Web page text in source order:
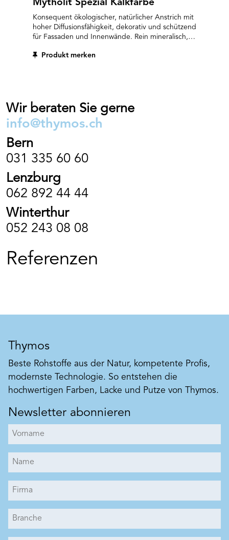
Mytholit Spezial Kalkfarbe
Konsequent ökologischer, natürlicher Anstrich mit
hoher Diffusionsfähigkeit, dekorativ und schützend
für Fassaden und Innenwände. Rein mineralisch,
Trockenstoffe, keine Umweltbelastung und
Kalkfarbe ist feuchtigkeitsregulierend und kann
Gerüche absorbieren. MYTHOLIT SPEZIAL ist gut
wetterbeständig, für alle Neu- und Altbauten,
Bauten, in der Landwirtschaft und im
Wohnungsbau geeignet.
Produkt merken
Wir beraten Sie gerne
info@thymos.ch
Bern
031 335 60 60
Lenzburg
062 892 44 44
Winterthur
052 243 08 08
Referenzen
Thymos
Beste Rohstoffe aus der Natur, kompetente Profis,
modernste Technologie. So entstehen die
hochwertigen Farben, Lacke und Putze von Thymos.
Newsletter abonnieren